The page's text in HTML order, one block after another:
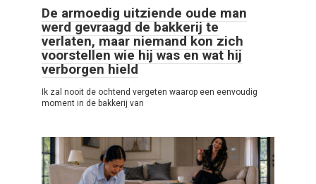
De armoedig uitziende oude man
werd gevraagd de bakkerij te
verlaten, maar niemand kon zich
voorstellen wie hij was en wat hij
verborgen hield
Ik zal nooit de ochtend vergeten waarop een eenvoudig
moment in de bakkerij van